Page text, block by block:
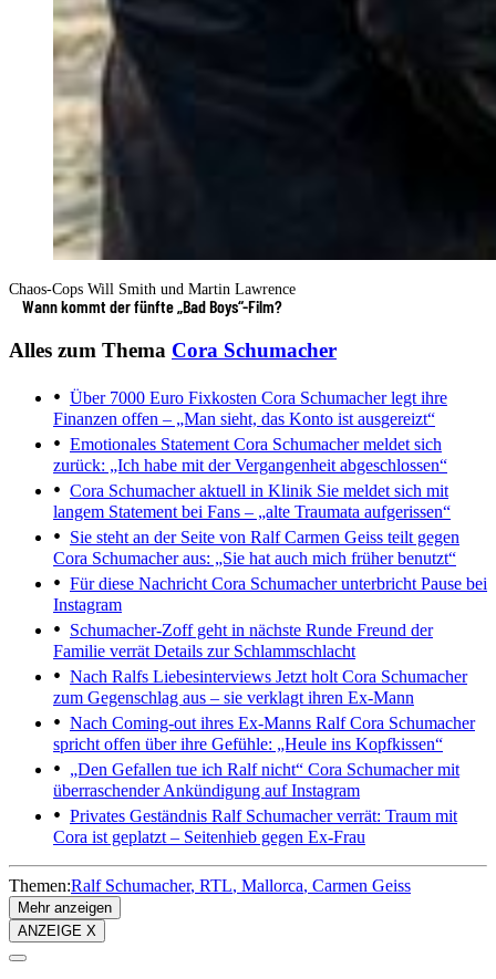
Chaos-Cops Will Smith und Martin Lawrence
Wann kommt der fünfte „Bad Boys“-Film?
Alles zum Thema Cora Schumacher
Über 7000 Euro Fixkosten Cora Schumacher legt ihre
Finanzen offen – „Man sieht, das Konto ist ausgereizt“
Emotionales StatementCora Schumacher meldet sich
zurück: „Ich habe mit der Vergangenheit abgeschlossen“
Cora Schumacher aktuell in Klinik Sie meldet sich mit
langem Statement bei Fans – „alte Traumata aufgerissen“
Sie steht an der Seite von RalfCarmen Geiss teilt gegen
Cora Schumacher aus: „Sie hat auch mich früher benutzt“
Für diese NachrichtCora Schumacher unterbricht Pause bei
Instagram
Schumacher-Zoff geht in nächste Runde Freund der
Familie verrät Details zur Schlammschlacht
Nach Ralfs Liebesinterviews Jetzt holt Cora Schumacher
zum Gegenschlag aus – sie verklagt ihren Ex-Mann
Nach Coming-out ihres Ex-Manns RalfCora Schumacher
spricht offen über ihre Gefühle: „Heule ins Kopfkissen“
„Den Gefallen tue ich Ralf nicht“ Cora Schumacher mit
überraschender Ankündigung auf Instagram
Privates Geständnis Ralf Schumacher verrät: Traum mit
Cora ist geplatzt – Seitenhieb gegen Ex-Frau
Themen:Ralf Schumacher RTL Mallorca Carmen Geiss
Mehr anzeigen
ANZEIGE X